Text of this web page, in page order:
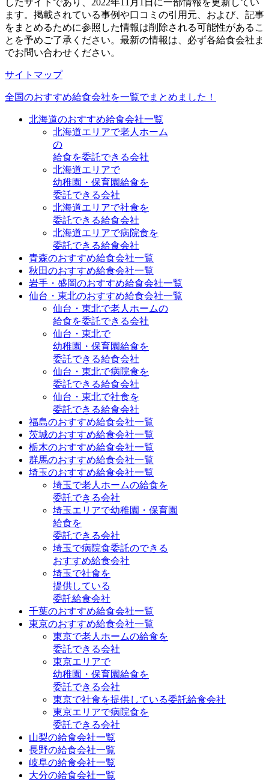
したサイトであり、2022年11月1日に一部情報を更新してい
ます。掲載されている事例や口コミの引用元、および、記事
をまとめるために参照した情報は削除される可能性があるこ
とを予めご了承ください。最新の情報は、必ず各給食会社ま
でお問い合わせください。
サイトマップ
全国のおすすめ給食会社を一覧でまとめました！
北海道のおすすめ給食会社一覧
北海道エリアで老人ホーム
の
給食を委託できる会社
北海道エリアで
幼稚園・保育園給食を
委託できる会社
北海道エリアで社食を
委託できる給食会社
北海道エリアで病院食を
委託できる給食会社
青森のおすすめ給食会社一覧
秋田のおすすめ給食会社一覧
岩手・盛岡のおすすめ給食会社一覧
仙台・東北のおすすめ給食会社一覧
仙台・東北で老人ホームの
給食を委託できる会社
仙台・東北で
幼稚園・保育園給食を
委託できる給食会社
仙台・東北で病院食を
委託できる給食会社
仙台・東北で社食を
委託できる給食会社
福島のおすすめ給食会社一覧
茨城のおすすめ給食会社一覧
栃木のおすすめ給食会社一覧
群馬のおすすめ給食会社一覧
埼玉のおすすめ給食会社一覧
埼玉で老人ホームの給食を
委託できる会社
埼玉エリアで幼稚園・保育園
給食を
委託できる会社
埼玉で病院食委託のできる
おすすめ給食会社
埼玉で社食を
提供している
委託給食会社
千葉のおすすめ給食会社一覧
東京のおすすめ給食会社一覧
東京で老人ホームの給食を
委託できる会社
東京エリアで
幼稚園・保育園給食を
委託できる会社
東京で社食を提供している委託給食会社
東京エリアで病院食を
委託できる会社
山梨の給食会社一覧
長野の給食会社一覧
岐阜の給食会社一覧
大分の給食会社一覧